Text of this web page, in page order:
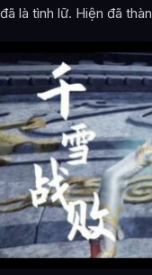
đã là tình lữ. Hiện đã